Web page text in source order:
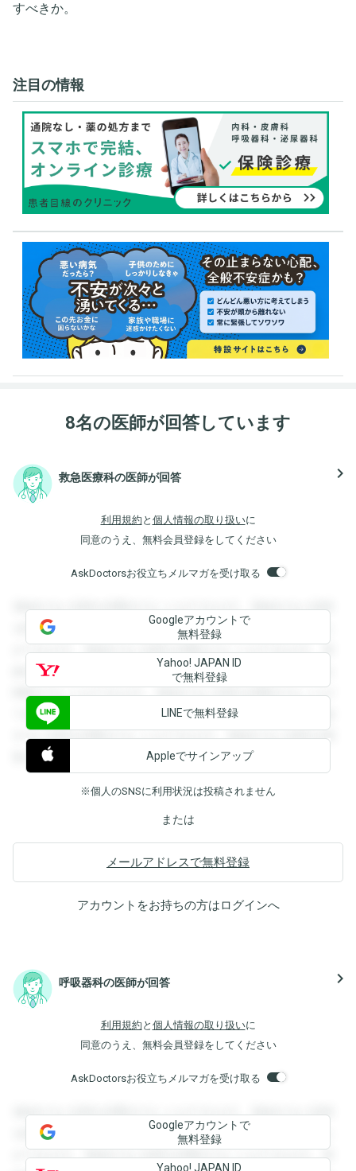
すべきか。
注目の情報
8名の医師が回答しています
救急医療科の医師が回答 navigate_next
利用規約 と 個人情報の取り扱いに
同意のうえ、無料会員登録をしてください
AskDoctorsお役立ちメルマガを受け取る
登録すると回答を閲覧することができます。登録すると回答
を閲覧することができます。登録すると回答を閲覧すること
ができます。登録すると回答を閲覧することができます。登
録すると回答を閲覧することができます。登録すると回答を
閲覧することができます。登録すると回答を閲覧することが
できます。登録すると回答を閲覧することができます。登録
すると回答を閲覧することができます。登録すると回答を閲
覧することができます。
Googleアカウントで
無料登録
Yahoo! JAPAN ID
で無料登録
LINEで無料登録
Appleでサインアップ
※個人のSNSに利用状況は投稿されません
または
メールアドレスで無料登録
アカウントをお持ちの方はログインへ
呼吸器科の医師が回答 navigate_next
利用規約 と 個人情報の取り扱いに
同意のうえ、無料会員登録をしてください
AskDoctorsお役立ちメルマガを受け取る
登録すると回答を閲覧することができます。登録すると回答
を閲覧することができます。登録すると回答を閲覧すること
ができます。登録すると回答を閲覧することができます。登
Googleアカウントで
無料登録
Yahoo! JAPAN ID